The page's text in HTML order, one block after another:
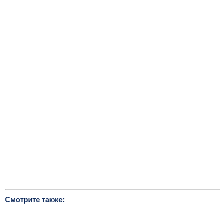
Смотрите также: